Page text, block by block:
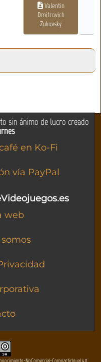
Valentin
Dmitrovich
Zukovsky
sin ánimo de lucro creado
en Ko-Fi
vía PayPal
web